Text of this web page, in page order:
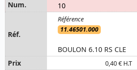
10
11.46501.000
BOULON 6.10 RS CLE
0,40 € H.T